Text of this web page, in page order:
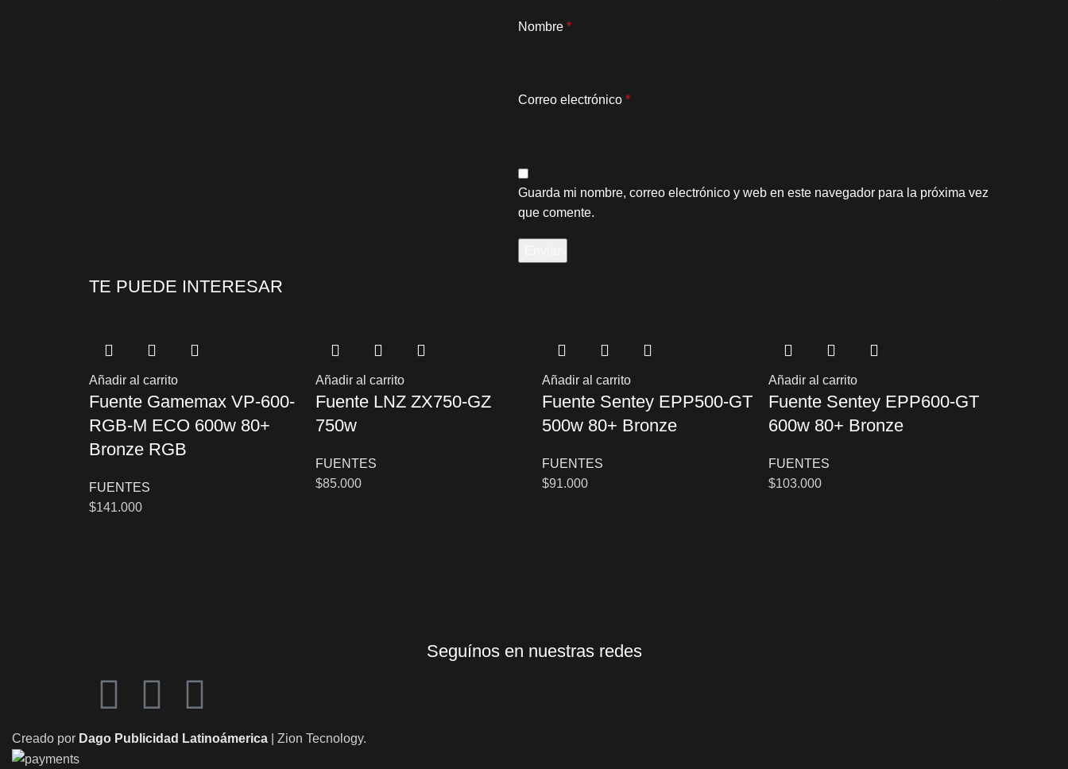
Nombre *
Correo electrónico *
Guarda mi nombre, correo electrónico y web en este navegador para la próxima vez
que comente.
TE PUEDE INTERESAR
Añadir al carrito
Fuente Gamemax VP-600-
RGB-M ECO 600w 80+
Bronze RGB
FUENTES
$141.000
Añadir al carrito
Fuente LNZ ZX750-GZ
750w
FUENTES
$85.000
Añadir al carrito
Fuente Sentey EPP500-GT
500w 80+ Bronze
FUENTES
$91.000
Añadir al carrito
Fuente Sentey EPP600-GT
600w 80+ Bronze
FUENTES
$103.000
Seguínos en nuestras redes
Creado por Dago Publicidad Latinoámerica | Zion Tecnology.